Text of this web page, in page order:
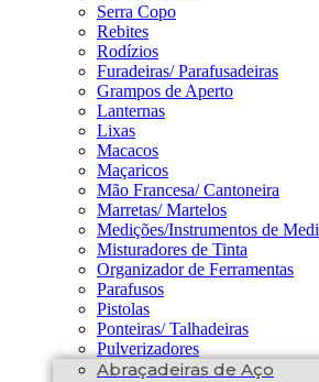
Serra Copo
Rebites
Rodízios
Furadeiras/ Parafusadeiras
Grampos de Aperto
Lanternas
Lixas
Macacos
Maçaricos
Mão Francesa/ Cantoneira
Marretas/ Martelos
Medições/Instrumentos de
Misturadores de Tinta
Organizador de Ferramentas
Parafusos
Pistolas
Ponteiras/ Talhadeiras
Pulverizadores
Abraçadeiras de Aço